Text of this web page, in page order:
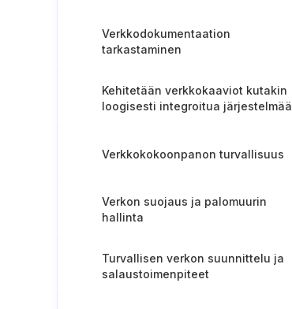
Verkkodokumentaation
tarkastaminen
Kehitetään verkkokaaviot kutakin
loogisesti integroitua järjestelmää
Verkkokokoonpanon turvallisuus
Verkon suojaus ja palomuurin
hallinta
Turvallisen verkon suunnittelu ja
salaustoimenpiteet